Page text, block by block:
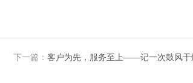
下一篇： 客户为先，服务至上——记一次鼓风干